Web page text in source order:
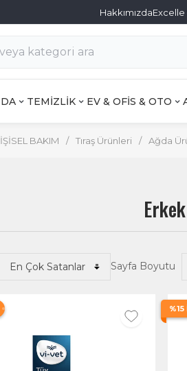
Hakkımızda
TEMİZLİK EV & OFİS & OTO
BAKIM / Tıraş Ürünleri / Ağda
Sayfa Boyutu